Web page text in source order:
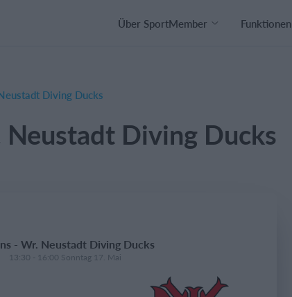
Über SportMember Funktionen
Diving Ducks
Neustadt Diving Ducks
- Wr. Neustadt Diving Ducks
13:30 - 16:00 Sonntag 17. Mai